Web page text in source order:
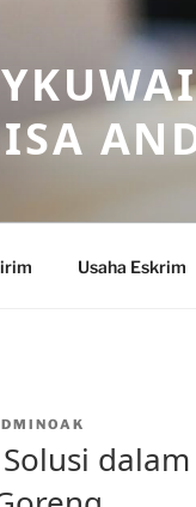
Usaha Eskrim